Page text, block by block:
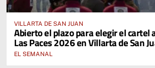
VILLARTA DE SAN JUAN
Abierto el plazo para elegir el cartel
Las Paces 2026 en Villarta de San
EL SEMANAL